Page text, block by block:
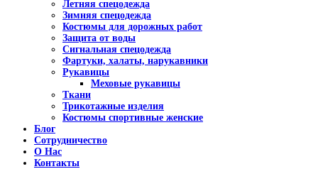
Летняя спецодежда
Зимняя спецодежда
Костюмы для дорожных работ
Защита от воды
Сигнальная спецодежда
Фартуки, халаты, нарукавники
Рукавицы
Меховые рукавицы
Ткани
Трикотажные изделия
Костюмы спортивные женские
Блог
Сотрудничество
О Нас
Контакты